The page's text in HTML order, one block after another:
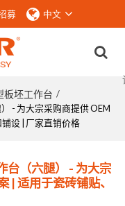
募 中文
板坯工作台 /
- 为大宗采购商提供 OEM
设 | 厂家直销价格
台（六腿） - 为大宗
| 适用于瓷砖铺贴、